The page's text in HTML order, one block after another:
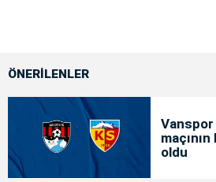
ÖNERİLENLER
oldu